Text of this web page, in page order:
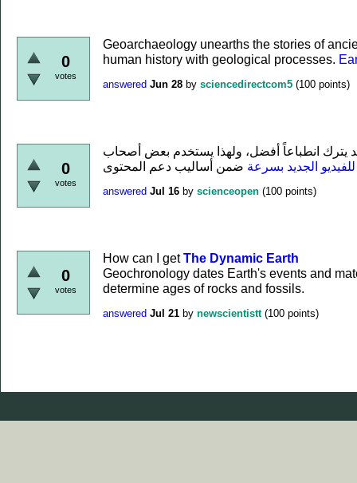
0
votes
Geoarchaeology unearths the stories of
human history with geological processes.
answered Jun 28 by sciencedirectcom5 (100 points)
0
votes
يترك انطباعاً أفضل، ولهذا يستخدم بعض أصحاب
الجديد بسرعة
answered Jul 16 by scienceopen (100 points)
0
votes
How can I getThe Dynamic Earth
Geochronology dates Earth's events and
determine ages of rocks and fossils.
answered Jul 21 by newscientistt (100 points)